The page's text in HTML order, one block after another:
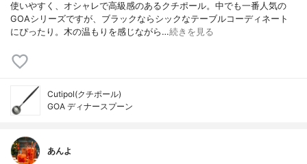
使いやすく、オシャレで高級感のあるクチポール。中でも一番人気の
GOAシリーズですが、ブラックならシックなテーブルコーディネート
にぴったり。木の温もりを感じながら…続きを見る
Cutipol(クチポール)
GOA ディナースプーン
あんよ